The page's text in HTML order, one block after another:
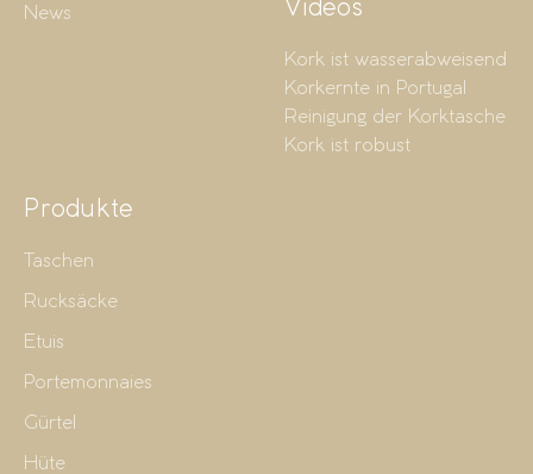
News Videos
Kork ist wasserabweisend
Korkernte in Portugal
Reinigung der Korktasche
Kork ist robust
Produkte
Taschen
Rucksäcke
Etuis
Portemonnaies
Gürtel
Hüte